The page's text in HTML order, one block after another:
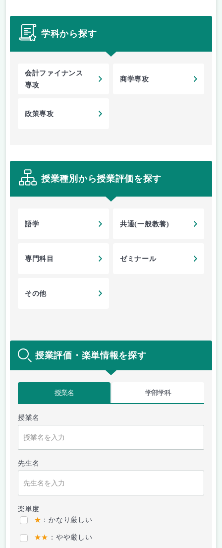
学科から探す
会計ファイナンス
専攻
商学専攻
政策専攻
授業種別から授業評価を探す
語学 共通(一般教養)
専門科目 ゼミナール
その他
授業評価・楽単情報を探す
授業名 学部学科
授業名
先生名
楽単度
★ ：かなり厳しい
★★ ：やや厳しい